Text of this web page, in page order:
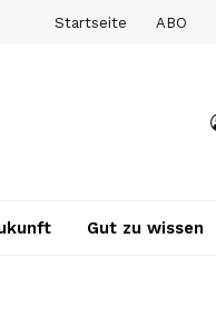
Startseite ABO
Gut zu wissen